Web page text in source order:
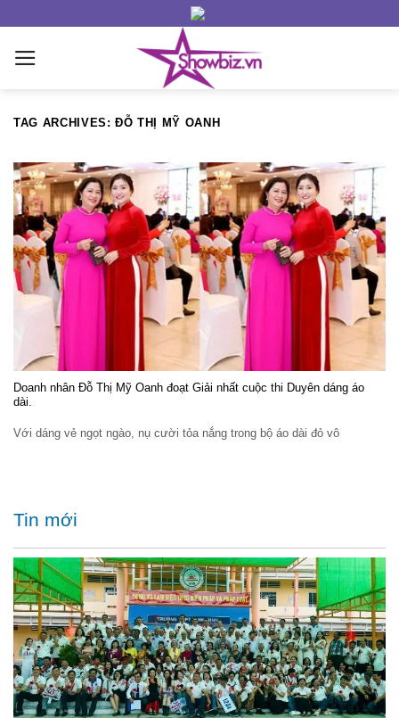
content
TAG ARCHIVES:ĐỖ THỊ MỸ OANH
Doanh nhân Đỗ Thị Mỹ Oanh đoạt Giải nhất cuộc thi Duyên dáng áo
dài.
Với dáng vẻ ngọt ngào, nụ cười tỏa nắng trong bộ áo dài đỏ vô
Tin mới